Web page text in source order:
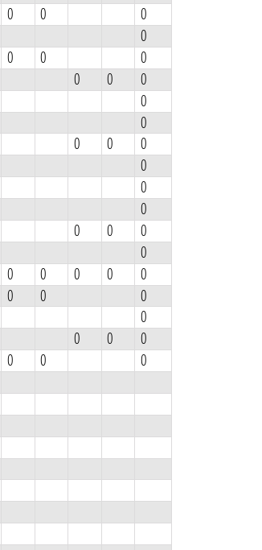
0 0
0
0
0 0
0
0 0
0
0
0
0 0
0
0
0
0
0 0
0
0
0 0 0 0
0
0 0
0
0
0 0
0
0 0
0